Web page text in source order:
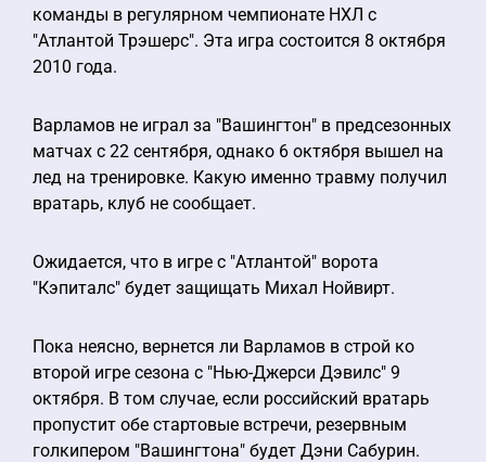
команды в регулярном чемпионате НХЛ с
"Атлантой Трэшерс". Эта игра состоится 8 октября
2010 года.
Варламов не играл за "Вашингтон" в предсезонных
матчах с 22 сентября, однако 6 октября вышел на
лед на тренировке. Какую именно травму получил
вратарь, клуб не сообщает.
Ожидается, что в игре с "Атлантой" ворота
"Кэпиталс" будет защищать Михал Нойвирт.
Пока неясно, вернется ли Варламов в строй ко
второй игре сезона с "Нью-Джерси Дэвилс" 9
октября. В том случае, если российский вратарь
пропустит обе стартовые встречи, резервным
голкипером "Вашингтона" будет Дэни Сабурин.